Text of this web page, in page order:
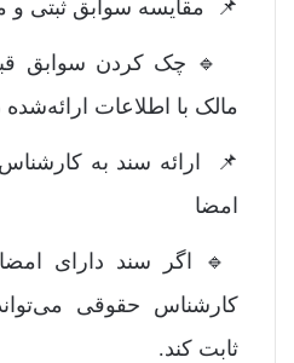
📌 مقایسه سوابق ثبتی و
🔹 چک کردن سوابق
مالک با اطلاعات
📌 ارائه سند به
امضا
🔹 اگر سند دارای
کارشناس حقوقی
ثابت کند.